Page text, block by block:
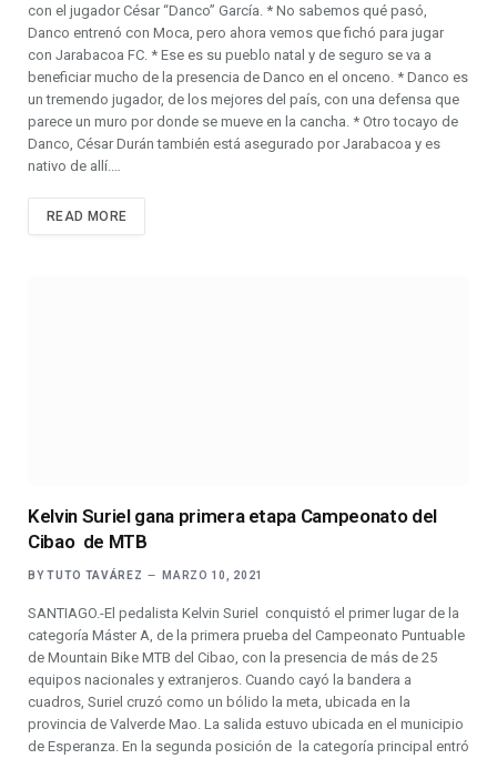
con el jugador César “Danco” García. * No sabemos qué pasó,
Danco entrenó con Moca, pero ahora vemos que fichó para jugar
con Jarabacoa FC. * Ese es su pueblo natal y de seguro se va a
beneficiar mucho de la presencia de Danco en el onceno. * Danco es
un tremendo jugador, de los mejores del país, con una defensa que
parece un muro por donde se mueve en la cancha. * Otro tocayo de
Danco, César Durán también está asegurado por Jarabacoa y es
nativo de allí.…
READ MORE
Kelvin Suriel gana primera etapa Campeonato del
Cibao de MTB
BY TUTO TAVÁREZ MARZO 10, 2021
SANTIAGO.-El pedalista Kelvin Suriel conquistó el primer lugar de la
categoría Máster A, de la primera prueba del Campeonato Puntuable
de Mountain Bike MTB del Cibao, con la presencia de más de 25
equipos nacionales y extranjeros. Cuando cayó la bandera a
cuadros, Suriel cruzó como un bólido la meta, ubicada en la
provincia de Valverde Mao. La salida estuvo ubicada en el municipio
de Esperanza. En la segunda posición de la categoría principal entró